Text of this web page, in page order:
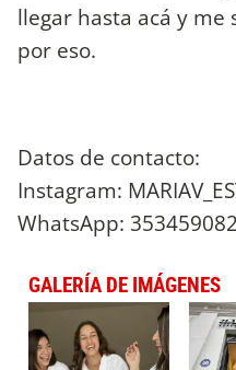
llegar hasta acá y
por eso.
Datos de contacto:
Instagram:
WhatsApp:
GALERÍA DE IMÁGENES